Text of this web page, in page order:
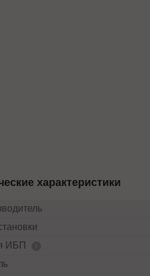
характеристики
ИБП